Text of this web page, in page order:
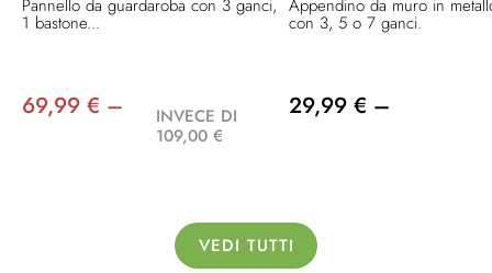
Pannello da guardaroba con 3 ganci,
1 bastone...
69,99 € –
INVECE DI
109,00 €
Appendino da muro in
con 3, 5 o 7 ganci.
29,99 € –
VEDI TUTTI